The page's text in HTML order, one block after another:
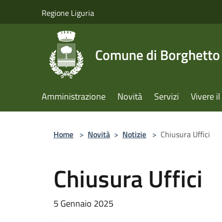
Regione Liguria
Comune di
Amministrazione Novità Servizi Vivere
Home > Novità > Notizie > Chiusura Uffici
Chiusura Uffici
5 Gennaio 2025